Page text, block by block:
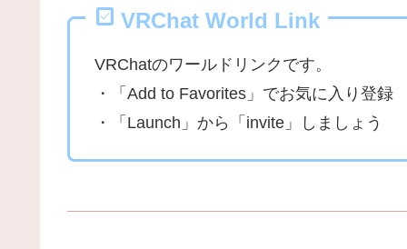
VRChat World Link
VRChatのワールドリンクです。
・「Add to Favorites」でお気に入り登録
・「Launch」から「invite」しましょう